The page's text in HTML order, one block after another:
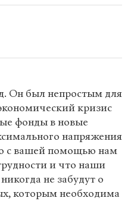
Он был непростым для
кризис
фонды в новые
напряжения
с вашей помощью нам
и что наши
не забудут о
которым необходима